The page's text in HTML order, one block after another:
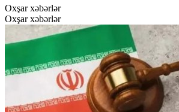
Oxşar xəbərlər
Oxşar xəbərlər